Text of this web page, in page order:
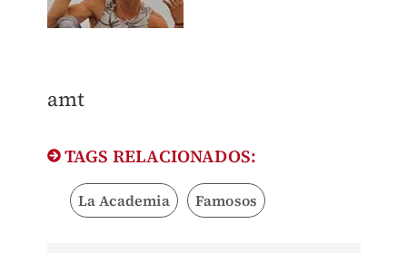
amt
TAGS RELACIONADOS:
La Academia Famosos